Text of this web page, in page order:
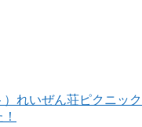
）れいぜん荘ピクニッ